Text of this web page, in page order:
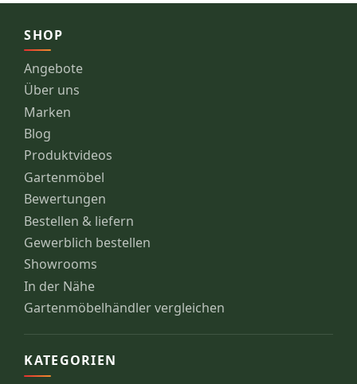
SHOP
Angebote
Über uns
Marken
Blog
Produktvideos
Gartenmöbel
Bewertungen
Bestellen & liefern
Gewerblich bestellen
Showrooms
In der Nähe
Gartenmöbelhändler vergleichen
KATEGORIEN